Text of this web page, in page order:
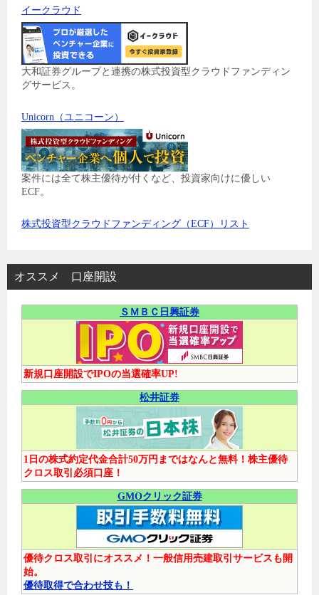
イークラウド
大和証券グループと連携の株式投資型クラウドファンディン
グサービス。
Unicorn（ユニコーン）
案件には全て株主優待が付くなど、投資家向けに優しい
ECF。
株式投資型クラウドファンディング（ECF）リスト
オススメ 口座開設
ＳＭＢＣ日興証券
新規口座開設でIPOの当選確率UP!
松井証券
1日の株式約定代金合計50万円まではなんと無料！株主優待
クロス取引必須口座！
GMOクリック証券
優待クロス取引にオススメ！一般信用売建取引サービスも開
始。
優待取得で合わせ技も！